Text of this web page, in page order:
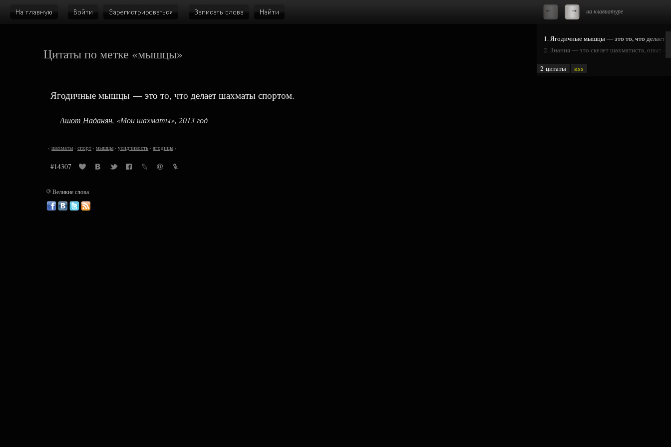
на клавиатуре
Цитаты по метке «мышцы»
Ягодичные мышцы — это то, что делает шахматы спортом.
Ашот Наданян, «Мои шахматы», 2013 год
‹ шахматы ·спорт ·мышцы ·усидчивость ·ягодицы ›
#14307
1. Ягодичные мышцы — это то, что делает
2. Знания — это скелет шахматиста, опыт
2 цитаты rss
©Великие слова